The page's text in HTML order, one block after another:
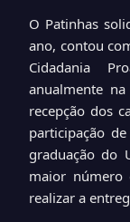
O Patinhas
ano, contou
Cidadania
anualmente
recepção dos
participação
graduação do
maior número
realizar a